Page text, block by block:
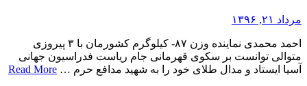
مرداد ۲۱, ۱۳۹۶
احمد محمدی نماینده وزن ۸۷- کیلوگرم کشورمان با ۳ پیروزی
متوالی توانست بر سکوی قهرمانی جام ریاست فدراسیون جهانی
آسیا ایستاد و مدال طلای خود را به شهید مدافع حرم … Read More